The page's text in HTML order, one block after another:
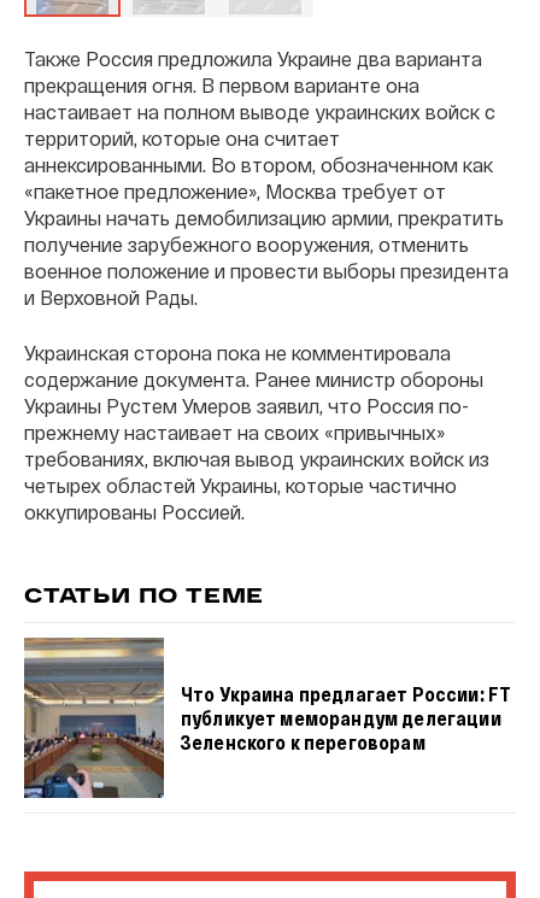
Также Россия предложила Украине два варианта
прекращения огня. В первом варианте она
настаивает на полном выводе украинских войск с
территорий, которые она считает
аннексированными. Во втором, обозначенном как
«пакетное предложение», Москва требует от
Украины начать демобилизацию армии, прекратить
получение зарубежного вооружения, отменить
военное положение и провести выборы президента
и Верховной Рады.
Украинская сторона пока не комментировала
содержание документа. Ранее министр обороны
Украины Рустем Умеров заявил, что Россия по-
прежнему настаивает на своих «привычных»
требованиях, включая вывод украинских войск из
четырех областей Украины, которые частично
оккупированы Россией.
СТАТЬИ ПО ТЕМЕ
Что Украина предлагает России: FT
публикует меморандум делегации
Зеленского к переговорам